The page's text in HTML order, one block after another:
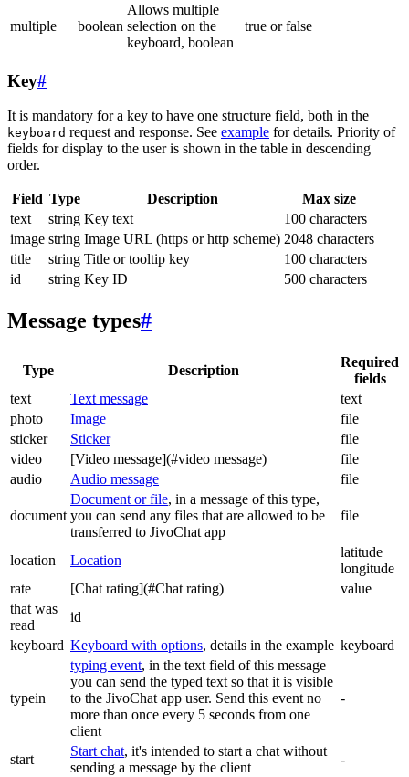
multiple boolean
Allows multiple
selection on the
keyboard, boolean
true or false
Key#
It is mandatory for a key to have one structure field, both in the
keyboard request and response. See example for details. Priority of
fields for display to the user is shown in the table in descending
order.
Field Type Description
Max size
text
string Key text
100 characters
image string Image URL (https or http scheme) 2048 characters
title
string Title or tooltip key
100 characters
id
string Key ID 500 characters
Message types#
Type Description
Required
fields
text
Text message
text
photo
Image
file
sticker
Sticker
file
video
[Video message](#video message)
file
audio
Audio message file
document
Document or file, in a message of this type,
you can send any files that are allowed to be
transferred to JivoChat app
file
location Location
latitude
longitude
rate
[Chat rating](#Chat rating)
value
that was
read
id
keyboard Keyboard with options, details in the example keyboard
typein
typing event, in the text field of this message
you can send the typed text so that it is visible
to the JivoChat app user. Send this event no
more than once every 5 seconds from one
client
-
start
Start chat, it's intended to start a chat without
sending a message by the client
-